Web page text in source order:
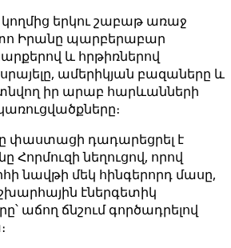
կողմից երկու շաբաթ առաջ
Իրանը պարբերաբար
և հրթիռներով
ամերիկյան բազաները և
իր արաբ հարևանների
փաստացի դադարեցրել է
Հորմուզի նեղուցով, որով
նավթի մեկ հինգերորդ մասը,
էներգետիկ
աճող ճնշում գործադրելով